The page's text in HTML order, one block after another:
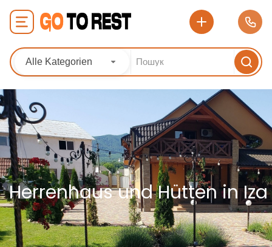
Alle Kategorien
Herrenhaus und Hütten in Iza